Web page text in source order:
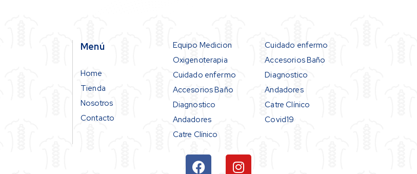
Menú
Home
Tienda
Nosotros
Contacto
Equipo Medicion
Oxigenoterapia
Cuidado enfermo
Accesorios Baño
Diagnostico
Andadores
Catre Clínico
Cuidado enfermo
Accesorios Baño
Diagnostico
Andadores
Catre Clínico
Covid19